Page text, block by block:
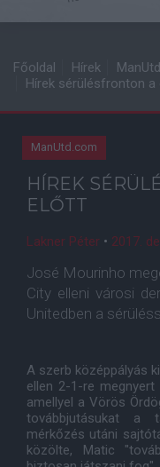
Főoldal Hírek
Hírek sérülésfronton a
ManUtd.com
HÍREK
ELŐTT
Lakner Péter • 2017.
José Mourinho
City elleni városi
Unitedben a
A szerb középpályás
ellen 2-1-re
amellyel a Vörös
továbbjutásukat a
mérkőzés utáni
közölte, Matic